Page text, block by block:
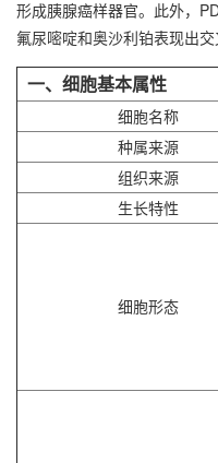
形成胰腺癌样器官。此外，
氟尿嘧啶和奥沙利铂表现出交
一、细胞基本属性
细胞名称
种属来源
组织来源
生长特性
细胞形态